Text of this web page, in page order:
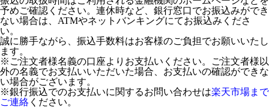
予めご確認ください。連休時など、銀行窓口でお振込みができ
ない場合は、ATMやネットバンキングにてお振込みくださ
い。
誠に勝手ながら、振込手数料はお客様のご負担でお願いいたし
ます。
※ご注文者様名義の口座よりお支払いください。ご注文者様以
外の名義でお支払いいただいた場合、お支払いの確認ができな
い場合がございます。
※銀行振込でのお支払いに関するお問い合わせは楽天市場まで
ご連絡 ください。